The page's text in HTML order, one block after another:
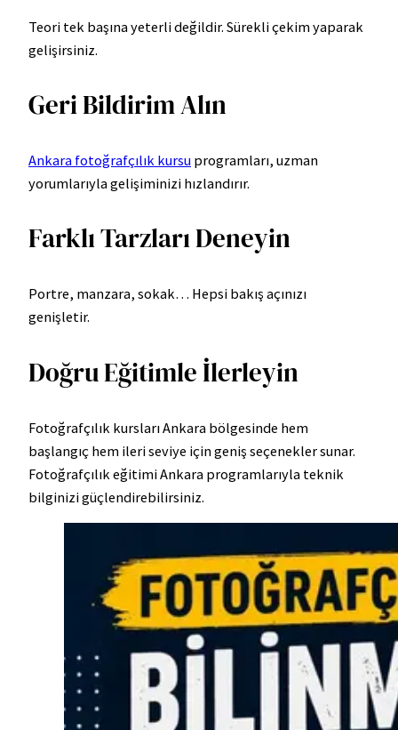
Teori tek başına yeterli değildir. Sürekli çekim yaparak
gelişirsiniz.
Geri Bildirim Alın
Ankara fotoğrafçılık kursu programları, uzman
yorumlarıyla gelişiminizi hızlandırır.
Farklı Tarzları Deneyin
Portre, manzara, sokak… Hepsi bakış açınızı
genişletir.
Doğru Eğitimle İlerleyin
Fotoğrafçılık kursları Ankara bölgesinde hem
başlangıç hem ileri seviye için geniş seçenekler sunar.
Fotoğrafçılık eğitimi Ankara programlarıyla teknik
bilginizi güçlendirebilirsiniz.